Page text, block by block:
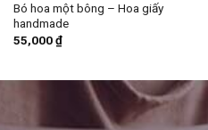
Bó hoa một bông – Hoa giấy
handmade
55,000₫